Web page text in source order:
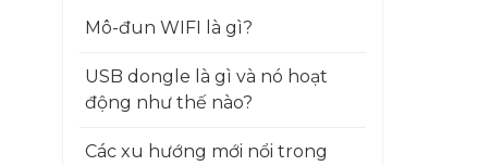
Mô-đun WIFI là gì?
USB dongle là gì và nó hoạt
động như thế nào?
Các xu hướng mới nổi trong